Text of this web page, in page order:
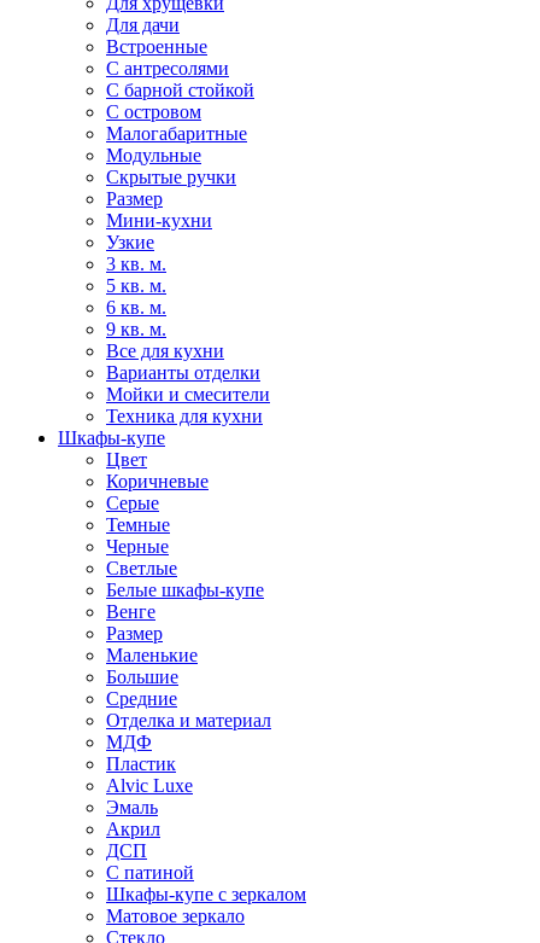
Для дачи
Встроенные
С антресолями
С барной стойкой
С островом
Малогабаритные
Модульные
Скрытые ручки
Размер
Мини-кухни
Узкие
3 кв. м.
5 кв. м.
6 кв. м.
9 кв. м.
Все для кухни
Варианты отделки
Мойки и смесители
Техника для кухни
Шкафы-купе
Цвет
Коричневые
Серые
Темные
Черные
Светлые
Белые шкафы-купе
Венге
Размер
Маленькие
Большие
Средние
Отделка и материал
МДФ
Пластик
Alvic Luxe
Эмаль
Акрил
ДСП
С патиной
Шкафы-купе с зеркалом
Матовое зеркало
Стекло